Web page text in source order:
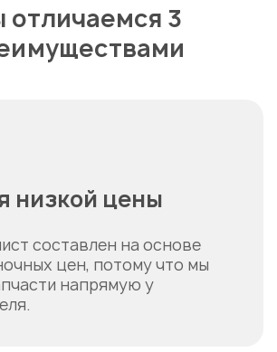
3
низкой цены
составлен на основе
цен, потому что мы
напрямую у